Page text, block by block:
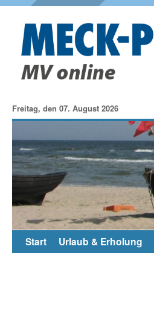
Freitag, den 07. August 2026
Start Urlaub & Erholung